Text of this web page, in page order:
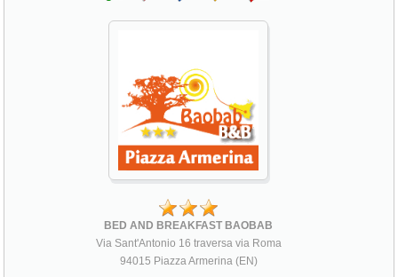
BED AND BREAKFAST BAOBAB
Via Sant'Antonio 16 traversa via Roma
94015 Piazza Armerina (EN)